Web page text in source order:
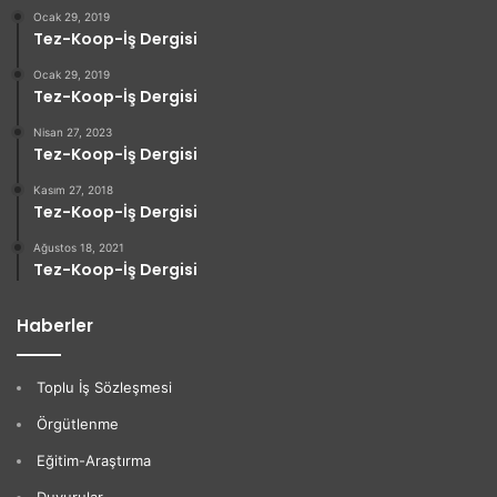
Ocak 29, 2019
Tez-Koop-İş Dergisi
Ocak 29, 2019
Tez-Koop-İş Dergisi
Nisan 27, 2023
Tez-Koop-İş Dergisi
Kasım 27, 2018
Tez-Koop-İş Dergisi
Ağustos 18, 2021
Tez-Koop-İş Dergisi
Haberler
Toplu İş Sözleşmesi
Örgütlenme
Eğitim-Araştırma